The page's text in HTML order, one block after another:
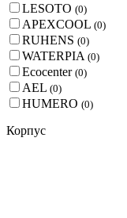
LESOTO (0)
APEXCOOL (0)
RUHENS (0)
WATERPIA (0)
Ecocenter (0)
AEL (0)
HUMERO (0)
Корпус